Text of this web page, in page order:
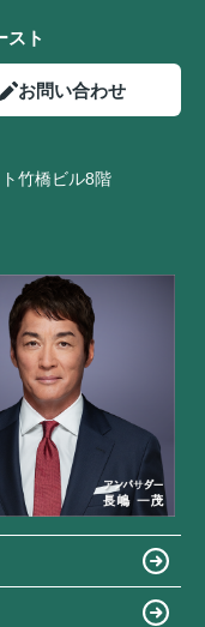
スト
お問い合わせ
竹橋ビル8階